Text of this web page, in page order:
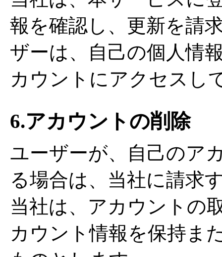
報を確認し、更新を請
ザーは、自己の個人情
カウントにアクセスし
6.アカウントの削除
ユーザーが、自己のア
る場合は、当社に請求
当社は、アカウントの
カウント情報を保持ま